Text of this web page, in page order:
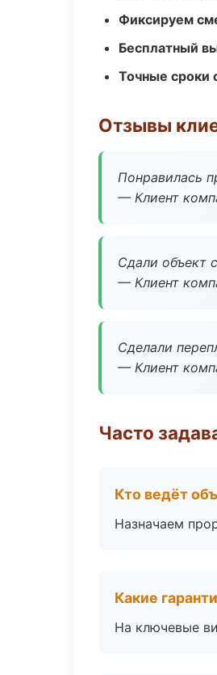
Фиксируем
Бесплатный
Точные сроки
Отзывы
Понравилась
— Клиент
Сдали объект
— Клиент
Сделали
— Клиент
Часто
Кто ведёт
Назначаем
Какие
На ключевые